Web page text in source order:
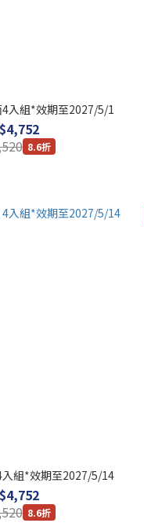
入組*效期至2027/5/1
8.6折
組*效期至2027/5/14
8.6折